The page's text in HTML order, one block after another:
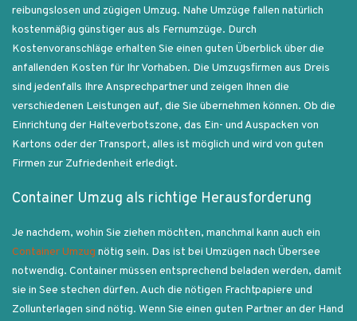
reibungslosen und zügigen Umzug. Nahe Umzüge fallen natürlich
kostenmäßig günstiger aus als Fernumzüge. Durch
Kostenvoranschläge erhalten Sie einen guten Überblick über die
anfallenden Kosten für Ihr Vorhaben. Die Umzugsfirmen aus Dreis
sind jedenfalls Ihre Ansprechpartner und zeigen Ihnen die
verschiedenen Leistungen auf, die Sie übernehmen können. Ob die
Einrichtung der Halteverbotszone, das Ein- und Auspacken von
Kartons oder der Transport, alles ist möglich und wird von guten
Firmen zur Zufriedenheit erledigt.
Container Umzug als richtige Herausforderung
Je nachdem, wohin Sie ziehen möchten, manchmal kann auch ein
Container Umzug nötig sein. Das ist bei Umzügen nach Übersee
notwendig. Container müssen entsprechend beladen werden, damit
sie in See stechen dürfen. Auch die nötigen Frachtpapiere und
Zollunterlagen sind nötig. Wenn Sie einen guten Partner an der Hand